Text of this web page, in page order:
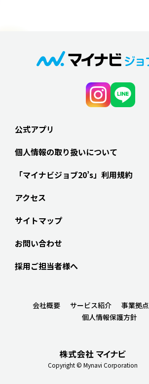
公式アプリ
個人情報の取り扱いについて
「マイナビジョブ20’s」利用規約
アクセス
サイトマップ
お問い合わせ
採用ご担当者様へ
Copyright © Mynavi Corporation
会社概要 サービス紹介 事業拠点
個人情報保護方針